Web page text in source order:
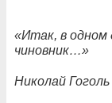
«Итак, в одном
чиновник…»
Николай